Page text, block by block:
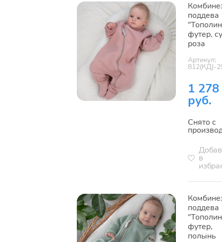
поддева
футер,
роза
Артикул:
812(КД)-
1 278
руб.
Снято с
в
поддева
футер,
полынь